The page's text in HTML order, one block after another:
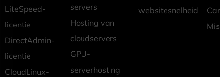
LiteSpeed-
licentie
DirectAdmin-
licentie
CloudLinux-
servers
Hosting van
cloudservers
GPU-
serverhosting
websitesnelheid